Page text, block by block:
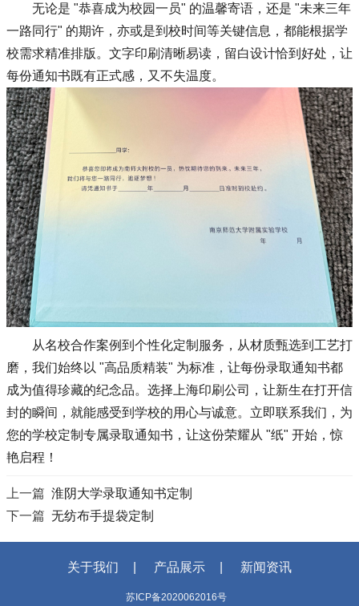
无论是 "恭喜成为校园一员" 的温馨寄语，还是 "未来三年
一路同行" 的期许，亦或是到校时间等关键信息，都能根据学
校需求精准排版。文字印刷清晰易读，留白设计恰到好处，让
每份通知书既有正式感，又不失温度。
从名校合作案例到个性化定制服务，从材质甄选到工艺打
磨，我们始终以 "高品质精装" 为标准，让每份录取通知书都
成为值得珍藏的纪念品。选择上海印刷公司，让新生在打开信
封的瞬间，就能感受到学校的用心与诚意。立即联系我们，为
您的学校定制专属录取通知书，让这份荣耀从 "纸" 开始，惊
艳启程！
上一篇 淮阴大学录取通知书定制
下一篇 无纺布手提袋定制
关于我们 产品展示 新闻资讯
苏ICP备2020062016号